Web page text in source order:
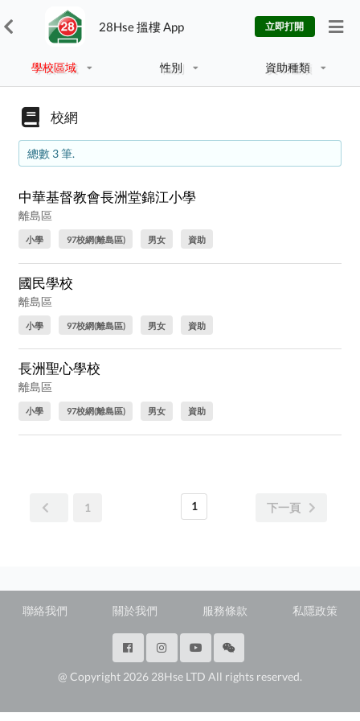
28Hse 搵樓 App 立即打開
學校區域 性別 資助種類
校網
總數 3 筆.
中華基督教會長洲堂錦江小學
離島區
小學 97校網(離島區) 男女 資助
國民學校
離島區
小學 97校網(離島區) 男女 資助
長洲聖心學校
離島區
小學 97校網(離島區) 男女 資助
1 1 下一頁
聯絡我們 關於我們 服務條款 私隱政策
@ Copyright 2026 28Hse LTD All rights reserved.